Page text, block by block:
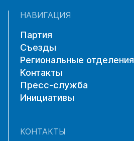
НАВИГАЦИЯ
Партия
Съезды
Региональные отделения
Контакты
Пресс-служба
Инициативы
КОНТАКТЫ